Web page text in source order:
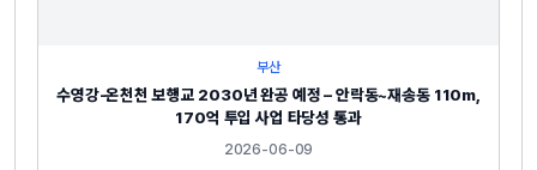
부산
수영강-온천천 보행교 2030년 완공 예정 – 안락동~재송동 110m,
170억 투입 사업 타당성 통과
2026-06-09